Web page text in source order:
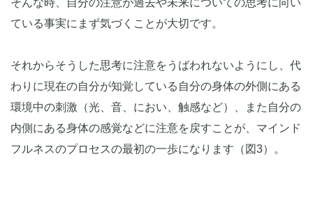
そんな時、自分の注意が過去や未来についての思考に向い
ている事実にまず気づくことが大切です。
それからそうした思考に注意をうばわれないようにし、代
わりに現在の自分が知覚している自分の身体の外側にある
環境中の刺激（光、音、におい、触感など）、また自分の
内側にある身体の感覚などに注意を戻すことが、マインド
フルネスのプロセスの最初の一歩になります（図3）。